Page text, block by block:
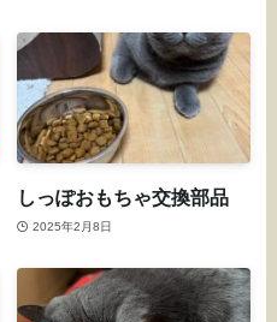
しっぽおもちゃ交換部品
2025年2月8日